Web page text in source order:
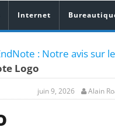
Internet
: Notre avis sur
Logo
juin 9, 2026 Alain